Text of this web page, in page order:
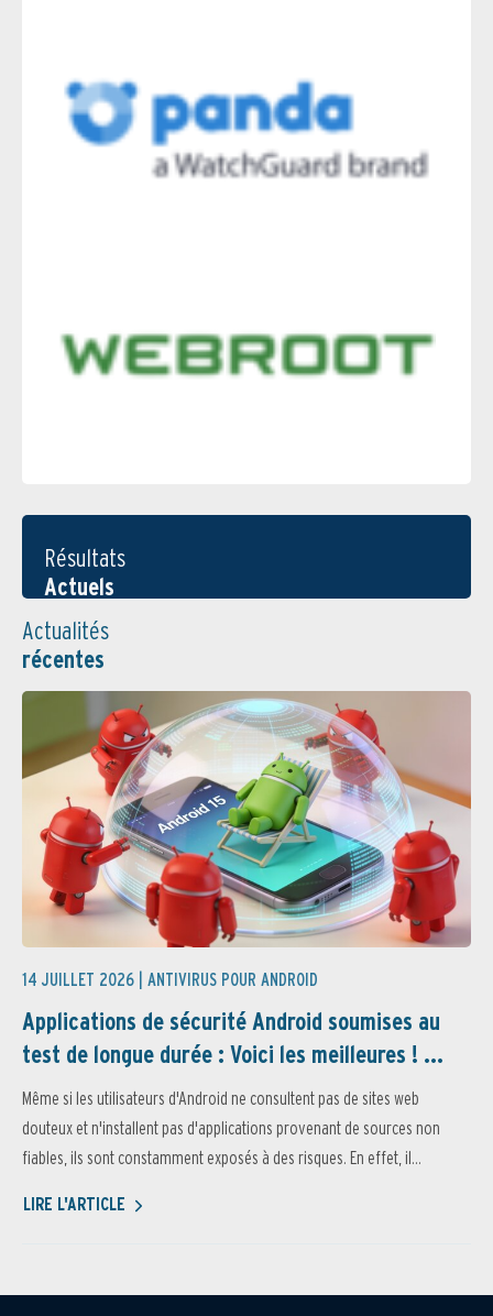
Résultats
Actuels
Actualités
récentes
14 JUILLET 2026 | ANTIVIRUS POUR ANDROID
Applications de sécurité Android soumises au
test de longue durée : Voici les meilleures ! ...
Même si les utilisateurs d'Android ne consultent pas de sites web
douteux et n'installent pas d'applications provenant de sources non
fiables, ils sont constamment exposés à des risques. En effet, il...
LIRE L'ARTICLE